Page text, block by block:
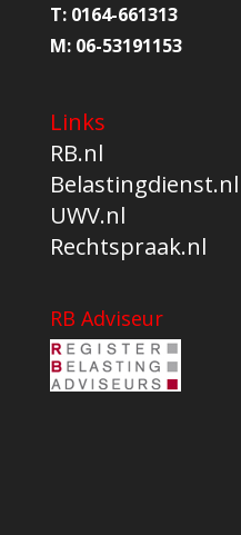
T: 0164-661313
M: 06-53191153
Links
RB.nl
Belastingdienst.nl
UWV.nl
Rechtspraak.nl
RB Adviseur